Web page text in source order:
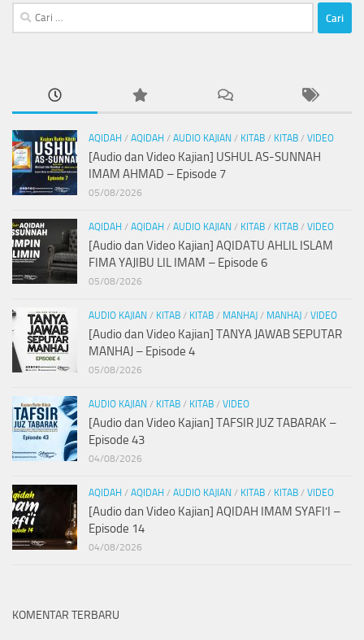
Cari
untuk:
AQIDAH / AQIDAH / AUDIO KAJIAN / KITAB / KITAB / VIDEO
[Audio dan Video Kajian] USHUL AS-SUNNAH
IMAM AHMAD – Episode 7
05/08/2026
AQIDAH / AQIDAH / AUDIO KAJIAN / KITAB / KITAB / VIDEO
[Audio dan Video Kajian] AQIDATU AHLIL ISLAM
FIMA YAJIBU LIL IMAM – Episode 6
05/08/2026
AUDIO KAJIAN / KITAB / KITAB / MANHAJ / MANHAJ / VIDEO
[Audio dan Video Kajian] TANYA JAWAB SEPUTAR
MANHAJ – Episode 4
05/08/2026
AUDIO KAJIAN / KITAB / KITAB / VIDEO
[Audio dan Video Kajian] TAFSIR JUZ TABARAK –
Episode 43
04/08/2026
AQIDAH / AQIDAH / AUDIO KAJIAN / KITAB / KITAB / VIDEO
[Audio dan Video Kajian] AQIDAH IMAM SYAFI’I –
Episode 14
04/08/2026
KOMENTAR TERBARU